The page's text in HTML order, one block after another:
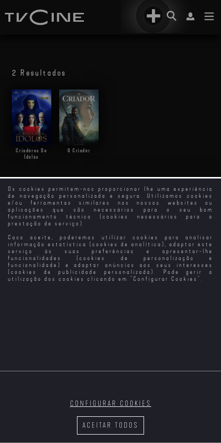
Os cookies permitem-nos proporcionar lhe uma experiência
de navegação personalizada e segura. Utilizamos cookies
e/ou ferramentas similares nos nossos websites ou
aplicações que são necessários para o seu bom
funcionamento técnico (cookies necessários para a
prestação de serviço).
Caso aceite, poderemos utilizar cookies para analisar
informação estatística (cookies de analítica), adaptar este
serviço às suas preferências e apresentar-lhe
funcionalidades (cookies de personalização e
funcionalidade) e adaptar anúncios aos seus interesses
(cookies de publicidade personalizada). Pode gerir a
utilização dos cookies clicando em " Configurar Cookies ".
ACEITAR TODOS
CONFIGURAR COOKIES
2 Resultados
Criadores De
Ídolos
O Criador